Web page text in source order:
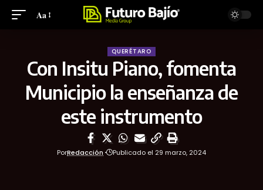
Aa
QUERÉTARO
Con Insitu Piano, fomenta
Municipio la enseñanza de
este instrumento
PorRedacción Publicado el 29 marzo, 2024